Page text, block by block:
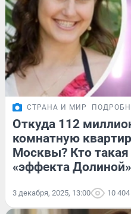
СТРАНА И МИР
Откуда 112
комнатную
Москвы? Кто
«эффекта
3 декабря, 2025, 13:00 10 404